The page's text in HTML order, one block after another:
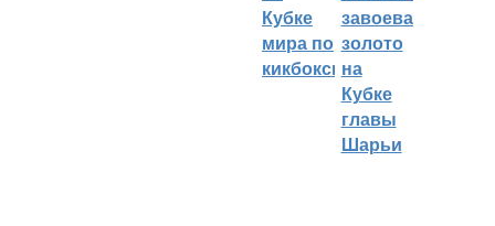
Кубке
мира по
кикбоксингу
завоевал
золото
на
Кубке
главы
Шарьи